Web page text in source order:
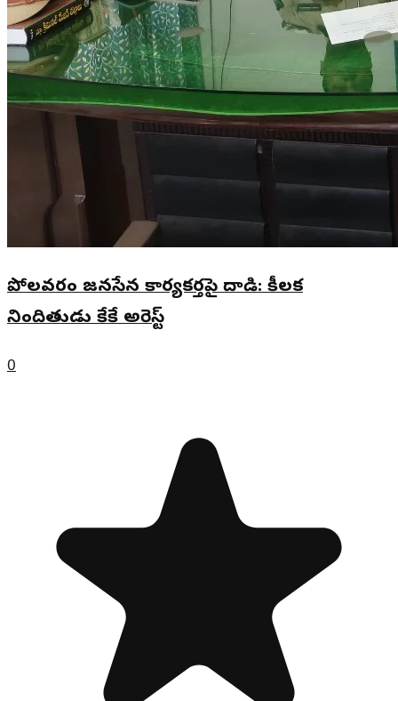
పోలవరం జనసేన కార్యకర్తపై దాడి: కీలక
నిందితుడు కేకే అరెస్ట్
0